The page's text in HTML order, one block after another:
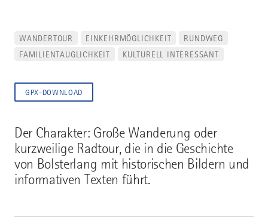
Der Charakter: Große Wanderung oder
kurzweilige Radtour, die in die Geschichte
von Bolsterlang mit historischen Bildern und
informativen Texten führt.
WANDERTOUR EINKEHRMÖGLICHKEIT
RUNDWEG
FAMILIENTAUGLICHKEIT
KULTURELL INTERESSANT
GPX-DOWNLOAD